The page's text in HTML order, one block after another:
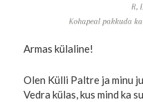
Armas külaline!
Olen Külli Paltre ja minu
Vedra külas, kus mind ka